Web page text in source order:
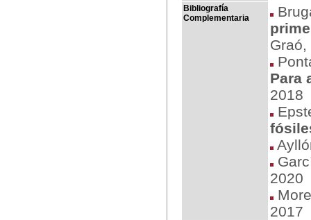
Bibliografía
Complementaria
Graó,
Para
2018
2020
2017